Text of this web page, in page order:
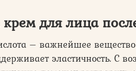
для лица
– важнейшее
эластичность. С